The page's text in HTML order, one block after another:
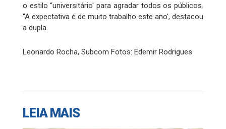
o estilo “universitário' para agradar todos os públicos.
“A expectativa é de muito trabalho este ano', destacou
a dupla.
Leonardo Rocha, Subcom Fotos: Edemir Rodrigues
LEIA MAIS